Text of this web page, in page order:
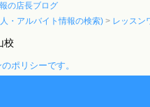
の店長ブログ
・アルバイト情報の検索) レッスン
校
ポリシーです。